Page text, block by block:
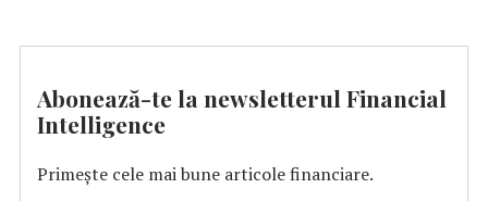
Abonează-te la newsletterul Financial
Intelligence
Primește cele mai bune articole financiare.